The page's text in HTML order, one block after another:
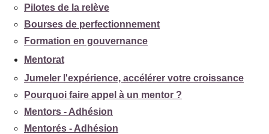
Pilotes de la relève
Bourses de perfectionnement
Formation en gouvernance
Mentorat
Jumeler l'expérience, accélérer votre croissance
Pourquoi faire appel à un mentor ?
Mentors - Adhésion
Mentorés - Adhésion